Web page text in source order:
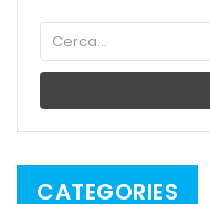
CATEGORIES